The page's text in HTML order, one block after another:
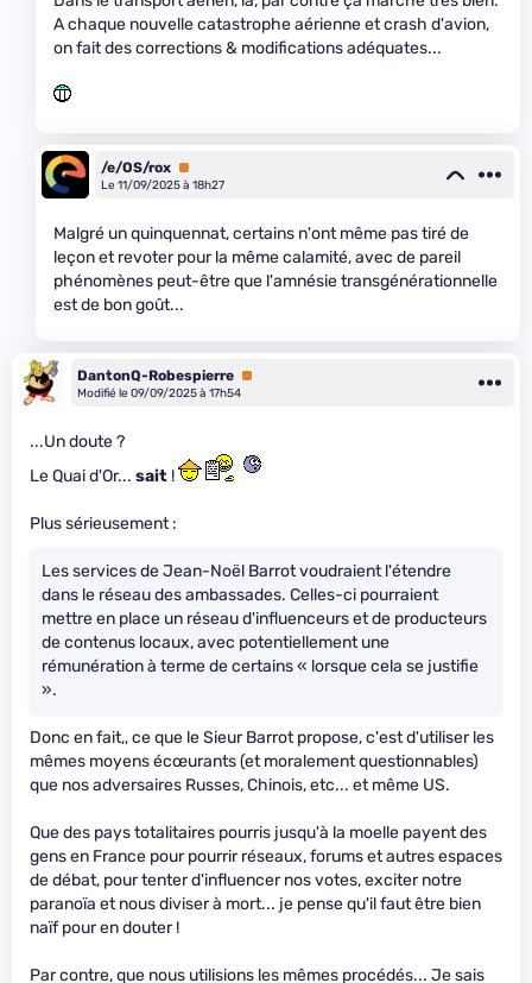
A chaque nouvelle catastrophe aérienne et crash d'avion,
on fait des corrections & modifications adéquates...
/e/OS/rox Premium
Le 11/09/2025 à 18h27
Malgré un quinquennat, certains n'ont même pas tiré de
leçon et revoter pour la même calamité, avec de pareil
phénomènes peut-être que l'amnésie transgénérationnelle
est de bon goût...
DantonQ-Robespierre Premium
Modifié le 09/09/2025 à 17h54
...Un doute ?
Le Quai d'Or... sait !
Plus sérieusement :
Les services de Jean-Noël Barrot voudraient l'étendre
dans le réseau des ambassades. Celles-ci pourraient
mettre en place un réseau d'influenceurs et de producteurs
de contenus locaux, avec potentiellement une
rémunération à terme de certains « lorsque cela se justifie
».
Donc en fait,, ce que le Sieur Barrot propose, c'est d'utiliser les
mêmes moyens écœurants (et moralement questionnables)
que nos adversaires Russes, Chinois, etc... et même US.
Que des pays totalitaires pourris jusqu'à la moelle payent des
gens en France pour pourrir réseaux, forums et autres espaces
de débat, pour tenter d'influencer nos votes, exciter notre
paranoïa et nous diviser à mort... je pense qu'il faut être bien
naïf pour en douter !
Par contre, que nous utilisions les mêmes procédés... Je sais